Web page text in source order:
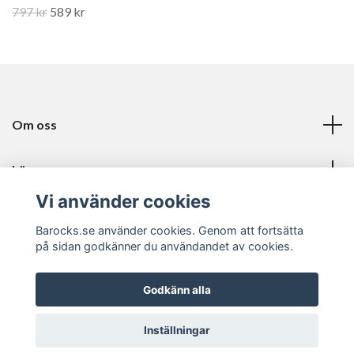
797 kr 589 kr
Om oss
Läs mer
© 2026 Barocks
Vi använder cookies
Barocks.se använder cookies. Genom att fortsätta
på sidan godkänner du användandet av cookies.
Godkänn alla
Inställningar